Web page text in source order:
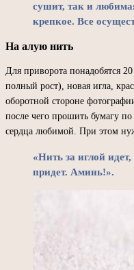
сушит, так и
крепкое. Все
На алую нить
Для приворота понадобятся
полный рост), новая игла,
оборотной стороне
после чего прошить бумагу
сердца любимой. При этом
«Нить за иглой
придет. Аминь!».